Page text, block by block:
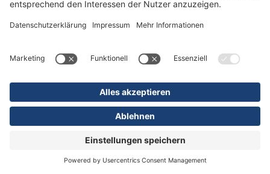
Ihre Gesundheit im Mittelpunkt -
ERLER REHA